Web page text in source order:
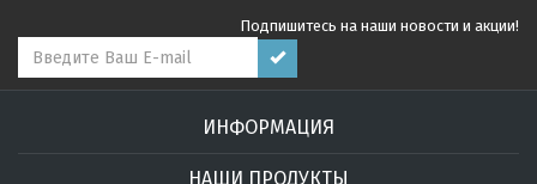
Подпишитесь на наши новости и акции!
ИНФОРМАЦИЯ
НАШИ ПРОДУКТЫ